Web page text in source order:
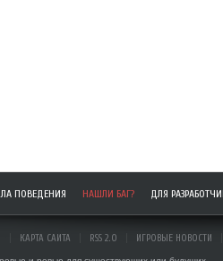
ПОВЕДЕНИЯ НАШЛИ БАГ? ДЛЯ
КАРТА САЙТА RSS 2.0 ИГРОВЫЕ НОВОСТИ